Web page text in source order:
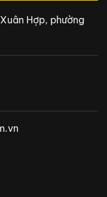
Hợp, phường